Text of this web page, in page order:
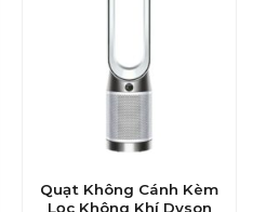
Quạt Không Cánh Kèm
Lọc Không Khí Dyson